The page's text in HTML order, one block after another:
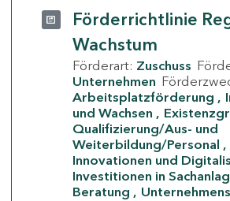
Förderrichtlinie
Wachstum
Förderart: Zuschuss
Unternehmen
Arbeitsplatzförderung
und Wachsen
Qualifizierung/Aus- und
Weiterbildung/Personal
Innovationen und
Investitionen in
Beratung